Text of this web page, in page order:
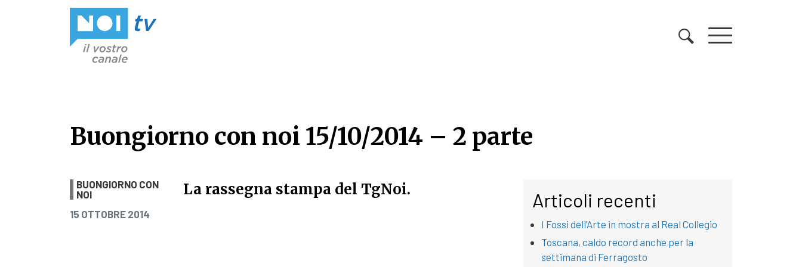
Buongiorno con noi 15/10/2014 – 2 parte
Buongiorno con noi 15/10/2014 – 2 parte
BUONGIORNO CON
NOI
PUBBLICATO IL
15 OTTOBRE 2014
La rassegna stampa del TgNoi. Articoli recenti
I Fossi dell’Arte in mostra al Real Collegio
Toscana, caldo record anche per la
settimana di Ferragosto